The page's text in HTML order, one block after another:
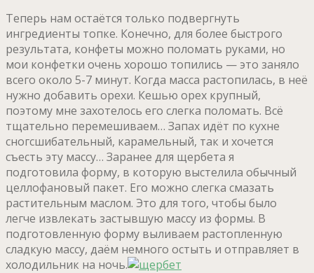
Теперь нам остаётся только подвергнуть
ингредиенты топке. Конечно, для более быстрого
результата, конфеты можно поломать руками, но
мои конфетки очень хорошо топились — это заняло
всего около 5-7 минут. Когда масса растопилась, в неё
нужно добавить орехи. Кешью орех крупный,
поэтому мне захотелось его слегка поломать. Всё
тщательно перемешиваем… Запах идёт по кухне
сногсшибательный, карамельный, так и хочется
съесть эту массу… Заранее для щербета я
подготовила форму, в которую выстелила обычный
целлофановый пакет. Его можно слегка смазать
растительным маслом. Это для того, чтобы было
легче извлекать застывшую массу из формы. В
подготовленную форму выливаем растопленную
сладкую массу, даём немного остыть и отправляет в
холодильник на ночь.